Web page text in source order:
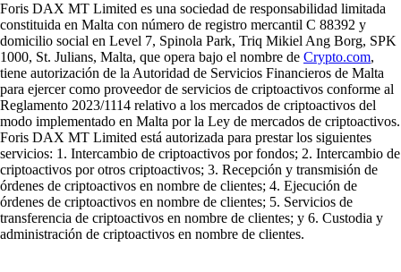
Foris DAX MT Limited es una sociedad de responsabilidad limitada
constituida en Malta con número de registro mercantil C 88392 y
domicilio social en Level 7, Spinola Park, Triq Mikiel Ang Borg, SPK
1000, St. Julians, Malta, que opera bajo el nombre de Crypto.com,
tiene autorización de la Autoridad de Servicios Financieros de Malta
para ejercer como proveedor de servicios de criptoactivos conforme al
Reglamento 2023/1114 relativo a los mercados de criptoactivos del
modo implementado en Malta por la Ley de mercados de criptoactivos.
Foris DAX MT Limited está autorizada para prestar los siguientes
servicios: 1. Intercambio de criptoactivos por fondos; 2. Intercambio de
criptoactivos por otros criptoactivos; 3. Recepción y transmisión de
órdenes de criptoactivos en nombre de clientes; 4. Ejecución de
órdenes de criptoactivos en nombre de clientes; 5. Servicios de
transferencia de criptoactivos en nombre de clientes; y 6. Custodia y
administración de criptoactivos en nombre de clientes.